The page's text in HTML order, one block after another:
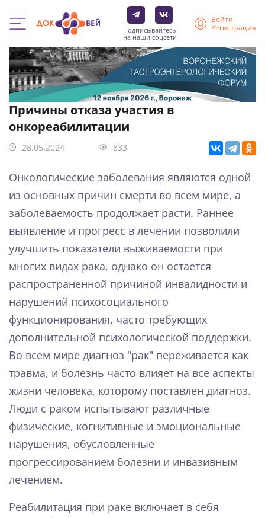
Перейти
основному
содержанию
Подписывайтесь
на наши соцсети
Войти
Регистрация
Причины отказа участия в
онкореабилитации
28.05.2024 833
Онкологические заболевания являются одной
из основных причин смерти во всем мире, а
заболеваемость продолжает расти. Раннее
выявление и прогресс в лечении позволили
улучшить показатели выживаемости при
многих видах рака, однако он остается
распространенной причиной инвалидности и
нарушений психосоциального
функционирования, часто требующих
дополнительной психологической поддержки.
Во всем мире диагноз "рак" переживается как
травма, и болезнь часто влияет на все аспекты
жизни человека, которому поставлен диагноз.
Люди с раком испытывают различные
физические, когнитивные и эмоциональные
нарушения, обусловленные
прогрессированием болезни и инвазивным
лечением.
Реабилитация при раке включает в себя